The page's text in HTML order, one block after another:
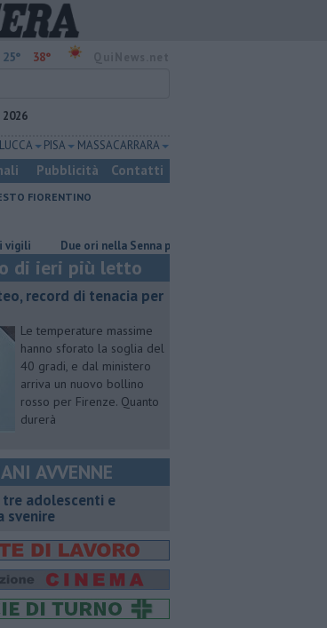
25° 38°
LUCCA PISA MASSA CARRARA
Pubblicità Contatti
FIORENTINO
Due ori nella Senna per Ginevra Taddeucci
di ieri più letto
record di tenacia per
Le temperature massime
hanno sforato la soglia del
40 gradi, e dal ministero
arriva un nuovo bollino
rosso per Firenze. Quanto
durerà
AVVENNE
adolescenti e
svenire